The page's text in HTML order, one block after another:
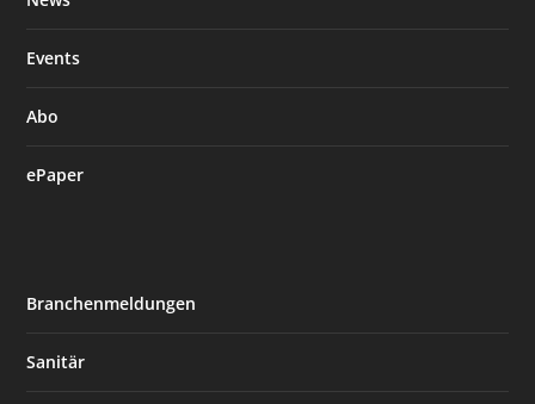
Events
Abo
ePaper
Branchenmeldungen
Sanitär